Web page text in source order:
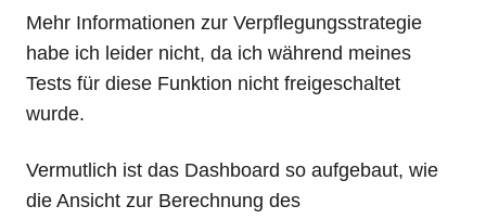
Mehr Informationen zur Verpflegungsstrategie
habe ich leider nicht, da ich während meines
Tests für diese Funktion nicht freigeschaltet
wurde.
Vermutlich ist das Dashboard so aufgebaut, wie
die Ansicht zur Berechnung des